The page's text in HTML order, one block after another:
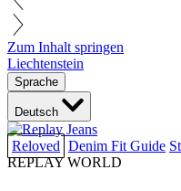
Zum Inhalt springen
Liechtenstein
Sprache
Deutsch
Reloved Denim Fit Guide
REPLAY WORLD